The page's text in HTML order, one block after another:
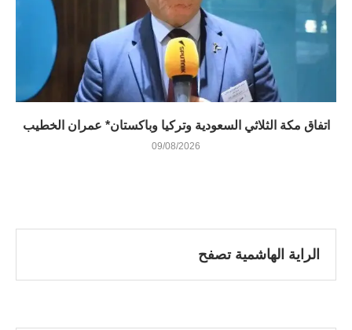
اتفاق مكة الثلاثي السعودية وتركيا وباكستان* عمران الخطيب
09/08/2026
الراية الهاشمية تصفح